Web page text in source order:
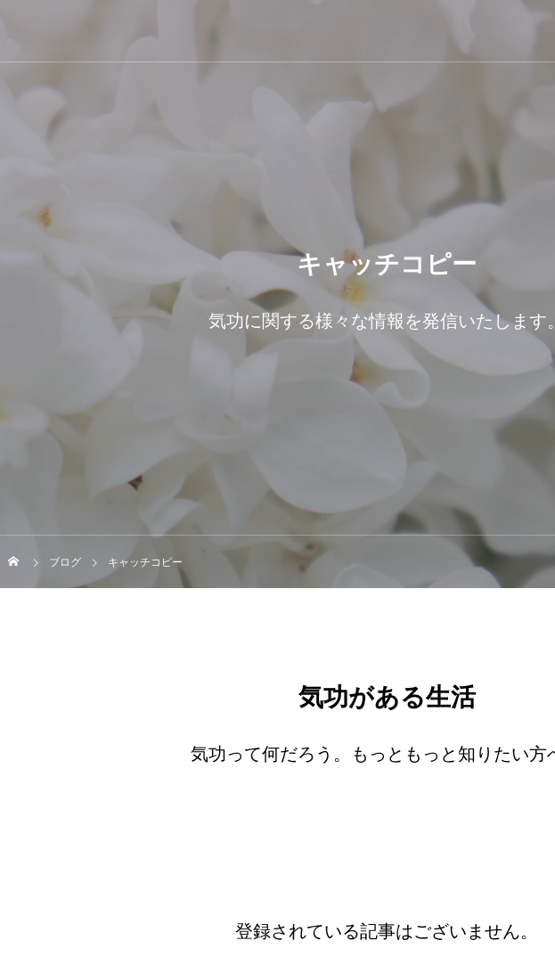
キャッチコピー
気功に関する様々な情報を発信いたします
ブログ キャッチコピー
気功がある生活
気功って何だろう。もっともっと知りたい方
登録されている記事はございません。